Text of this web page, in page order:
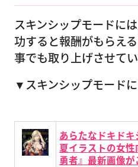
スキンシップモードに
功すると報酬がもらえ
事でも取り上げさせて
▼スキンシップモード
あらたなドキド
夏イラストの女性
勇者』最新画像が